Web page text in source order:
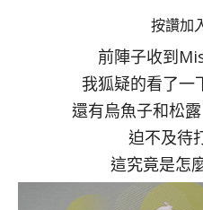
按讚加
前陣子收到
我狐疑的看了一
還有烏魚子和松
迫不及待
這究竟是怎